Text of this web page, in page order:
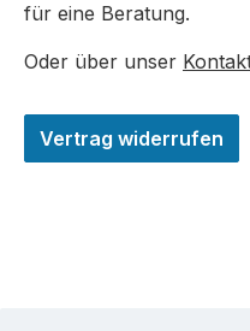
für eine Beratung.
Oder über unser
Vertrag widerrufen